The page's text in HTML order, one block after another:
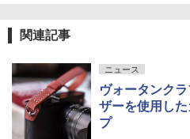
関連記事
ニュース
ヴォータンク
ザーを使用し
プ